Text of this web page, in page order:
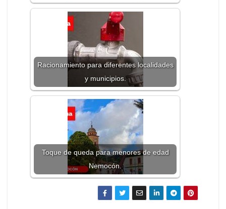
Racionamiento para diferentes localidades
y municipios.
Toque de queda para menores de edad
Nemocón.